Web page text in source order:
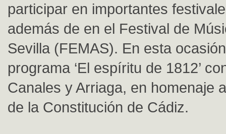
participar en importantes
además de en el Festival de
Sevilla (FEMAS). En esta
programa ‘El espíritu de 1812’
Canales y Arriaga, en homenaje
de la Constitución de Cádiz.